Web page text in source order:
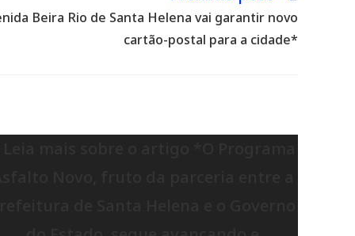
Beira Rio de Santa Helena vai garantir novo
cartão-postal para a cidade*